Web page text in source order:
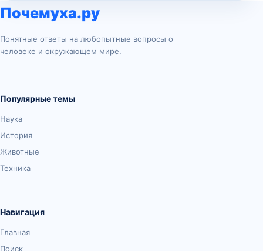
Почемуха.ру
Понятные ответы на любопытные вопросы о
человеке и окружающем мире.
Популярные темы
Наука
История
Животные
Техника
Навигация
Главная
Поиск